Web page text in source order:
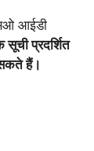
आईडी
प्रदर्शित
हैं।